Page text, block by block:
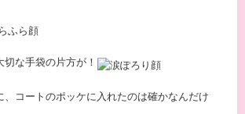
な手袋の片方が！
、コートのポッケに入れたのは確かなんだけ